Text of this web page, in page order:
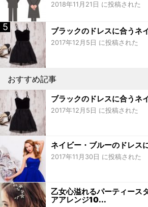
2018年11月21日 に投稿された
ブラックのドレスに合うネ
2017年12月5日 に投稿された
おすすめ記事
ブラックのドレスに合うネ
2017年12月5日 に投稿された
ネイビー・ブルーのドレス
2017年11月30日 に投稿された
乙女心溢れるパーティース
アアレンジ10...